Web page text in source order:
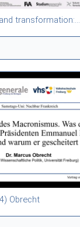
Between tradition and transformation: how owners, advisers and institutions co-create knowledge for resilient forests in Europe
Obrecht